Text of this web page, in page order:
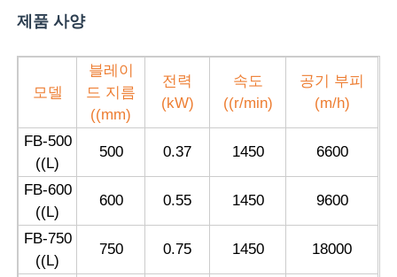
공장 투어
품질 관리
연락처
견적 요청
방폭 조명
제품 사양
모델
블레이
드 지름
((mm)
전력
(kW)
속도
((r/min)
공기 부피
(m/h)
FB-500
((L)
500 0.37 1450 6600
FB-600
((L)
600 0.55 1450 9600
FB-750
((L)
750 0.75 1450 18000